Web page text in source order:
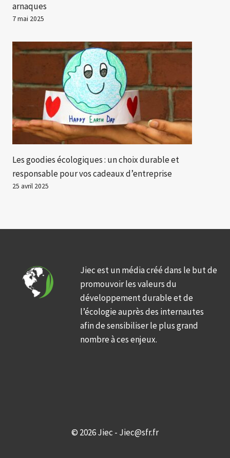
arnaques
7 mai 2025
Les goodies écologiques : un choix durable et
responsable pour vos cadeaux d’entreprise
25 avril 2025
Jiec est un média créé dans le but de
promouvoir les valeurs du
développement durable et de
l’écologie auprès des internautes
afin de sensibiliser le plus grand
nombre à ces enjeux.
© 2026 Jiec - Jiec@sfr.fr